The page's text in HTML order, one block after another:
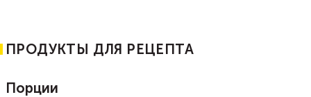
ПРОДУКТЫ ДЛЯ РЕЦЕПТА
Порции